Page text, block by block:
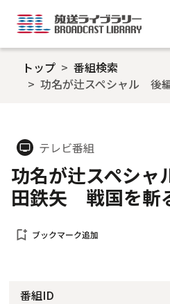
トップ
番組検索
功名が辻スペシャル
tv テレビ番組
功名が辻スペシ
田鉄矢 戦国を斬
bookmark_add ブックマーク追加
番組ID